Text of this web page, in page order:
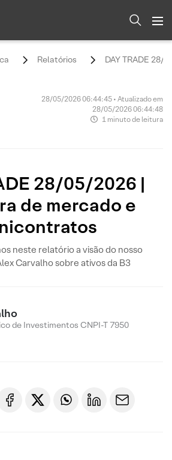
Relatórios DAY TRADE 28/
28/05/2026 06:44:45 • Atualizado em
28/05/2026 06:44:48
1 minuto de leitura
28/05/2026 |
de mercado e
neste relatório a visão do nosso
Carvalho sobre ativos da B3
de Investimentos CNPI-T 7950